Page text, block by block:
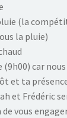
(la
la pluie)
(9h00) car
et ta
et Frédéric
vous